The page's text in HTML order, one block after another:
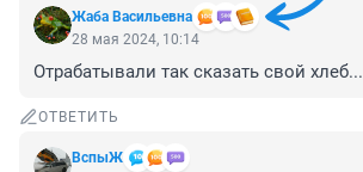
Жаба Васильевна
28 мая 2024, 10:14
Отрабатывали так сказать свой хлеб...
ОТВЕТИТЬ
ВспыЖ